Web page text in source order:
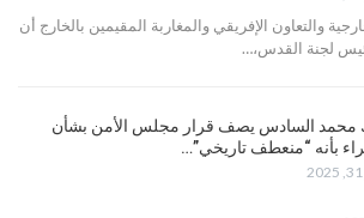
والتعاون الإفريقي والمغاربة المقيمين بالخارج أن
لجنة القدس،…
محمد السادس يصف قرار مجلس الأمن بشأن
بأنه “منعطف تاريخي”…